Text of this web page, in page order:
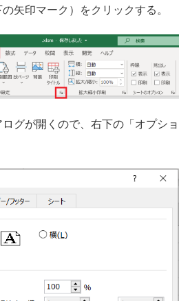
矢印マーク）をクリックする。
グが開くので、右下の「オプショ